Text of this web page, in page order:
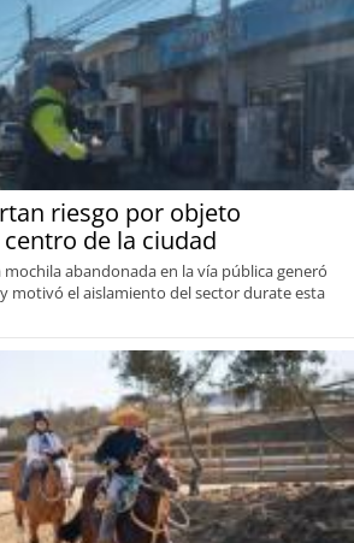
riesgo por objeto
de la ciudad
mochila abandonada en la vía pública generó
motivó el aislamiento del sector durate esta